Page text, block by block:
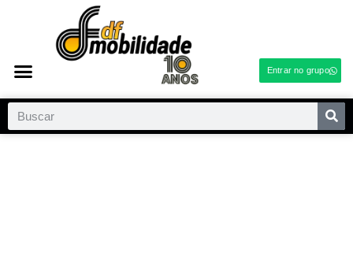
Entrar no grupo